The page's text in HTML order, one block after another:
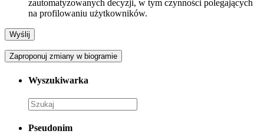
zautomatyzowanych decyzji, w tym czynności polegających
na profilowaniu użytkowników.
Zaproponuj zmiany w biogramie
Wyszukiwarka
Pseudonim